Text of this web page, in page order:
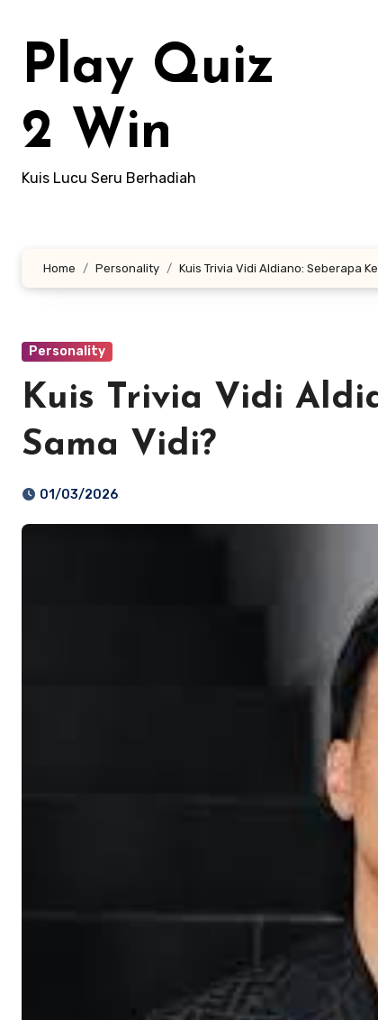
kontenPlay Quiz
2 Win
Kuis Lucu Seru Berhadiah
Home Personality Kuis Trivia Vidi Aldiano: Seberapa
Personality
Kuis Trivia Vidi
Sama Vidi?
01/03/2026